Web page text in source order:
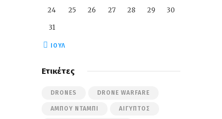
24 25 26 27 28 29 30
31
« ΙΟΎΛ
Ετικέτες
DRONES DRONE WARFARE
ΆΜΠΟΥ ΝΤΆΜΠΙ ΑΊΓΥΠΤΟΣ